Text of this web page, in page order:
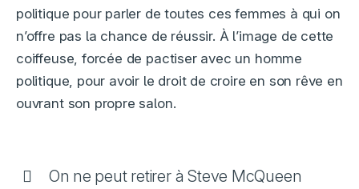
politique pour parler de toutes ces femmes à qui on
n’offre pas la chance de réussir. À l’image de cette
coiffeuse, forcée de pactiser avec un homme
politique, pour avoir le droit de croire en son rêve en
ouvrant son propre salon.
On ne peut retirer à Steve McQueen